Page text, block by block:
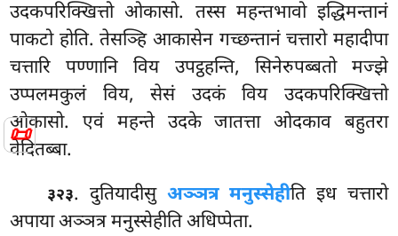
📜
उदकपरिक्खित्तो ओकासो. तस्स महन्तभावो इद्धिमन्तानं
पाकटो होति. तेसञ्हि आकासेन गच्छन्तानं चत्तारो महादीपा
चत्तारि पण्णानि विय उपट्ठहन्ति, सिनेरुपब्बतो मज्झे
उप्पलमकुलं विय, सेसं उदकं विय उदकपरिक्खित्तो
ओकासो. एवं महन्ते उदके जातत्ता ओदकाव बहुतरा
वेदितब्बा.
३२३. दुतियादीसु अञ्ञत्र मनुस्सेहीति इध चत्तारो
अपाया अञ्ञत्र मनुस्सेहीति अधिप्पेता.